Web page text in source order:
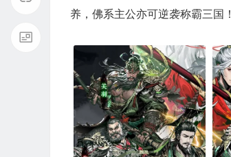
养，佛系主公亦可逆袭称霸三国！